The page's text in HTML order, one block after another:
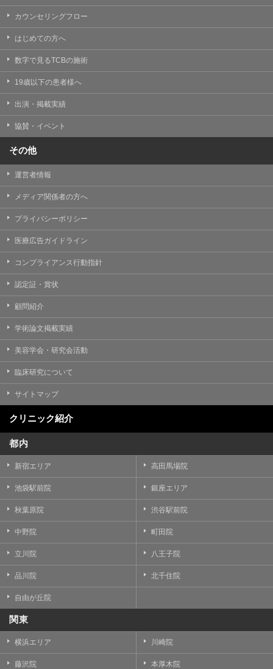
カウンセリングフロー
はじめての方へ
数字で見るTCBの施術
19歳以下の患者様へ
出演・掲載実績
協賛・イベント
その他
運営者情報
メディア関係者の方へ
プライバシーポリシー
医療広告ガイドライン
コンプライアンス行動指針
認定証・賞状
顧問紹介
学術論文掲載実績
美容学会・研究会活動
臨床研究について
サイトマップ
クリニック紹介
都内
新宿エリア 高田馬場院
池袋駅前院 銀座エリア
秋葉原院 渋谷駅前院
中野院 町田院
立川院 八王子院
品川院 北千住院
自由が丘院
関東
横浜エリア 川崎院
藤沢院 本厚木院